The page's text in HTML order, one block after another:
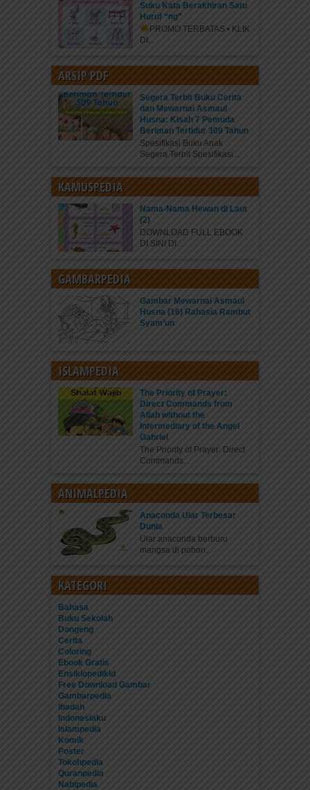
Suku Kata Berakhiran Satu
Huruf “ng”
PROMO TERBATAS • KLIK
DI...
ARSIP PDF
Segera Terbit Buku Cerita
dan Mewarnai Asmaul
Husna: Kisah 7 Pemuda
Beriman Tertidur 309 Tahun
Spesifikasi Buku Anak
Segera Terbit Spesifikasi...
KAMUSPEDIA
Nama-Nama Hewan di Laut
(2)
DOWNLOAD FULL EBOOK
DI SINI DI...
GAMBARPEDIA
Gambar Mewarnai Asmaul
Husna (16) Rahasia Rambut
Syam’un
ISLAMPEDIA
The Priority of Prayer:
Direct Commands from
Allah without the
Intermediary of the Angel
Gabriel
The Priority of Prayer: Direct
Commands...
ANIMALPEDIA
Anaconda Ular Terbesar
Dunia
Ular anaconda berburu
mangsa di pohon...
KATEGORI
Bahasa
Buku Sekolah
Dongeng
Cerita
Coloring
Ebook Gratis
Ensiklopedikid
Free Download Gambar
Gambarpedia
Ibadah
Indonesiaku
Islampedia
Komik
Poster
Tokohpedia
Quranpedia
Nabipedia